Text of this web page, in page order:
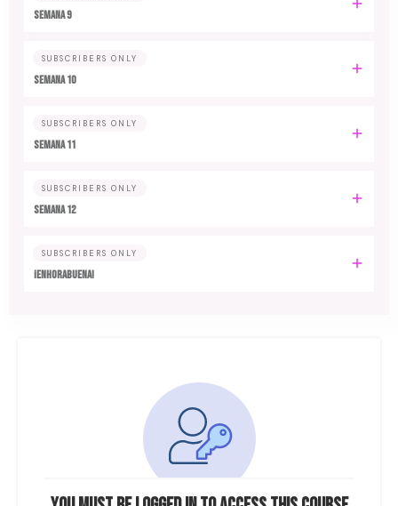
Semana 9
SUBSCRIBERS ONLY
Semana 10
SUBSCRIBERS ONLY
Semana 11
SUBSCRIBERS ONLY
Semana 12
SUBSCRIBERS ONLY
¡Enhorabuena!